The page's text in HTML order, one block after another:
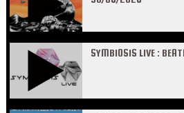
SYMBIOSIS LIVE :